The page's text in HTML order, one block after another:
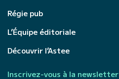
Régie pub
L’Équipe éditoriale
Découvrir l’Astee
Inscrivez-vous à la newsletter